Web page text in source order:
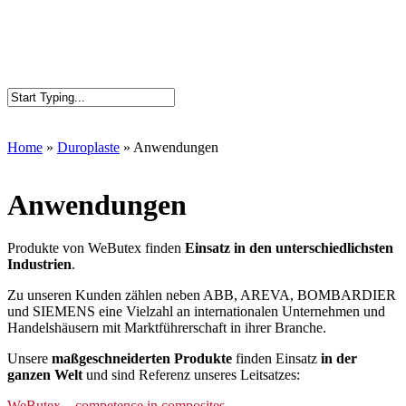
Home » Duroplaste » Anwendungen
Anwendungen
Produkte von WeButex finden Einsatz in den unterschiedlichsten
Industrien.
Zu unseren Kunden zählen neben ABB, AREVA, BOMBARDIER
und SIEMENS eine Vielzahl an internationalen Unternehmen und
Handelshäusern mit Marktführerschaft in ihrer Branche.
Unsere maßgeschneiderten Produkte finden Einsatz in der
ganzen Welt und sind Referenz unseres Leitsatzes: